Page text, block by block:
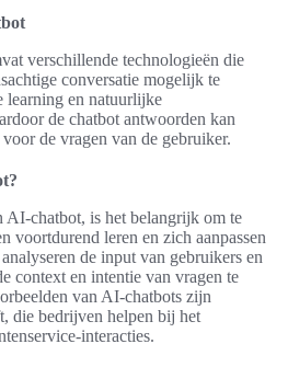
verschillende technologieën die
conversatie mogelijk te
learning en natuurlijke
de chatbot antwoorden kan
de vragen van de gebruiker.
AI-chatbot, is het belangrijk om te
voortdurend leren en zich aanpassen
de input van gebruikers en
context en intentie van vragen te
van AI-chatbots zijn
die bedrijven helpen bij het
interacties.